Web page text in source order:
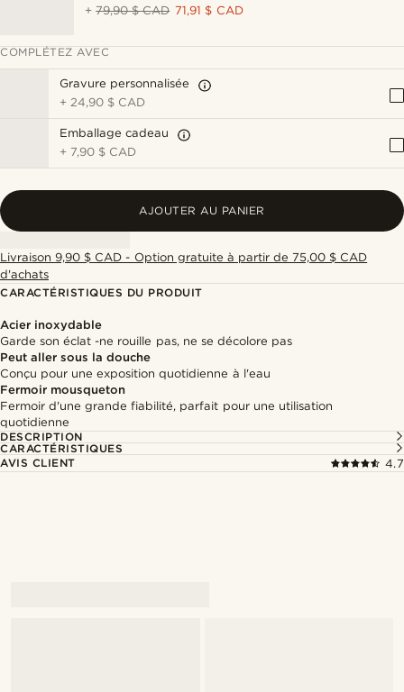
+79,90 $ CAD 71,91 $ CAD
COMPLÉTEZ AVEC
Gravure personnalisée
+24,90 $ CAD
Emballage cadeau
+ 7,90 $ CAD
AJOUTER AU PANIER
Livraison 9,90 $ CAD - Option gratuite à partir de 75,00 $ CAD
d'achats
CARACTÉRISTIQUES DU PRODUIT
Acier inoxydable
Garde son éclat -ne rouille pas, ne se décolore pas
Peut aller sous la douche
Conçu pour une exposition quotidienne à l'eau
Fermoir mousqueton
Fermoir d'une grande fiabilité, parfait pour une utilisation
quotidienne
DESCRIPTION
CARACTÉRISTIQUES
AVIS CLIENT
4.7